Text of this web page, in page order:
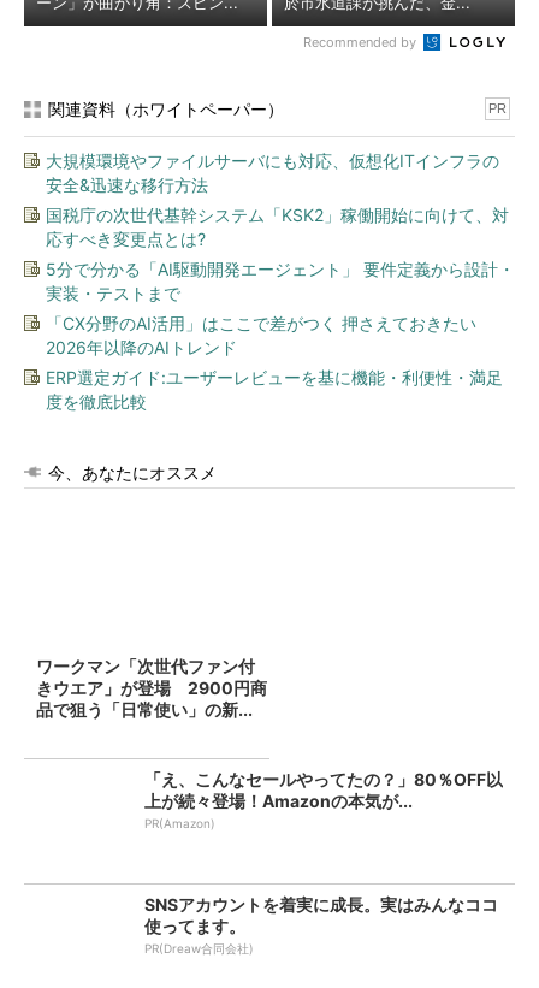
Recommended by
関連資料（ホワイトペーパー） PR
大規模環境やファイルサーバにも対応、仮想化ITインフラの
安全&迅速な移行方法
国税庁の次世代基幹システム「KSK2」稼働開始に向けて、対
応すべき変更点とは?
5分で分かる「AI駆動開発エージェント」 要件定義から設計・
実装・テストまで
「CX分野のAI活用」はここで差がつく 押さえておきたい
2026年以降のAIトレンド
ERP選定ガイド:ユーザーレビューを基に機能・利便性・満足
度を徹底比較
今、あなたにオススメ
ワークマン「次世代ファン付
きウエア」が登場 2900円商
品で狙う「日常使い」の新...
「え、こんなセールやってたの？」80％OFF以
上が続々登場！Amazonの本気が...
PR(Amazon)
SNSアカウントを着実に成長。実はみんなココ
使ってます。
PR(Dreaw合同会社)